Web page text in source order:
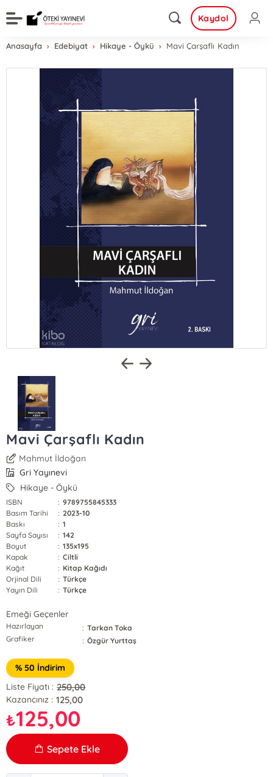
Kaydol
Anasayfa Edebiyat Hikaye - Öykü Mavi Çarşaflı Kadın
Mavi Çarşaflı Kadın
Mahmut İldoğan
Gri Yayınevi
Hikaye - Öykü
ISBN : 9789755845333
Basım Tarihi
: 2023-10
Baskı
: 1
Sayfa Sayısı
: 142
Boyut
: 135x195
Kapak
: Ciltli
Kağıt
: Kitap Kağıdı
Orjinal Dili
: Türkçe
Yayın Dili
: Türkçe
Emeği Geçenler
Hazırlayan : Tarkan Toka
Grafiker
: Özgür Yurttaş
% 50 İndirim
Liste Fiyatı : 250,00
Kazancınız : 125,00
₺125,00
Sepete Ekle